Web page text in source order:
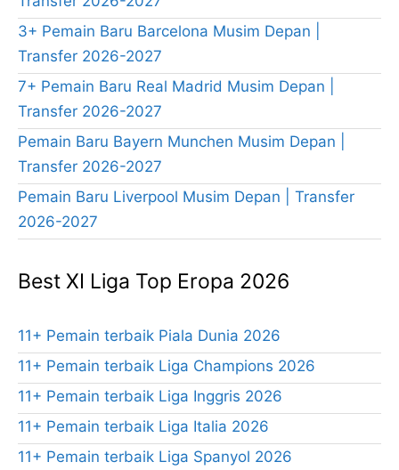
3+ Pemain Baru Barcelona Musim Depan |
Transfer 2026-2027
7+ Pemain Baru Real Madrid Musim Depan |
Transfer 2026-2027
Pemain Baru Bayern Munchen Musim Depan |
Transfer 2026-2027
Pemain Baru Liverpool Musim Depan | Transfer
2026-2027
Best XI Liga Top Eropa 2026
11+ Pemain terbaik Piala Dunia 2026
11+ Pemain terbaik Liga Champions 2026
11+ Pemain terbaik Liga Inggris 2026
11+ Pemain terbaik Liga Italia 2026
11+ Pemain terbaik Liga Spanyol 2026